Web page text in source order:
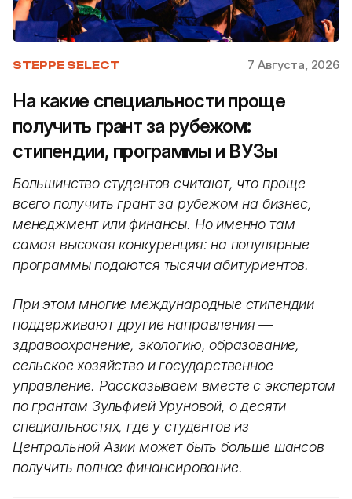
STEPPE SELECT 7 Августа, 2026
На какие специальности проще
получить грант за рубежом:
стипендии, программы и ВУЗы
Большинство студентов считают, что проще
всего получить грант за рубежом на бизнес,
менеджмент или финансы. Но именно там
самая высокая конкуренция: на популярные
программы подаются тысячи абитуриентов.
При этом многие международные стипендии
поддерживают другие направления —
здравоохранение, экологию, образование,
сельское хозяйство и государственное
управление. Рассказываем вместе с экспертом
по грантам Зульфией Уруновой, о десяти
специальностях, где у студентов из
Центральной Азии может быть больше шансов
получить полное финансирование.